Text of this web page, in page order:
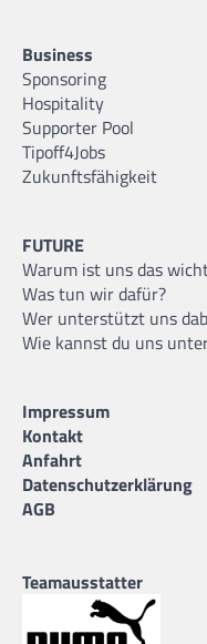
Business
Sponsoring
Hospitality
Supporter Pool
Tipoff4Jobs
Zukunftsfähigkeit
FUTURE
Warum ist uns das
Was tun wir dafür?
Wer unterstützt uns
Wie kannst du uns
Impressum
Kontakt
Anfahrt
Datenschutzerklärung
AGB
Teamausstatter